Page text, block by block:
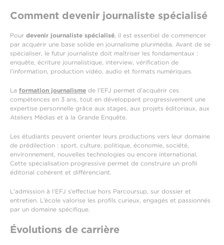
Comment devenir journaliste spécialisé
Pour devenir journaliste spécialisé, il est essentiel de commencer
par acquérir une base solide en journalisme plurimédia. Avant de se
spécialiser, le futur journaliste doit maîtriser les fondamentaux :
enquête, écriture journalistique, interview, vérification de
l’information, production vidéo, audio et formats numériques.
La formation journalisme de l’EFJ permet d’acquérir ces
compétences en 3 ans, tout en développant progressivement une
expertise personnelle grâce aux stages, aux projets éditoriaux, aux
Ateliers Médias et à la Grande Enquête.
Les étudiants peuvent orienter leurs productions vers leur domaine
de prédilection : sport, culture, politique, économie, société,
environnement, nouvelles technologies ou encore international.
Cette spécialisation progressive permet de construire un profil
éditorial cohérent et différenciant.
L’admission à l’EFJ s’effectue hors Parcoursup, sur dossier et
entretien. L’école valorise les profils curieux, engagés et passionnés
par un domaine spécifique.
Évolutions de carrière